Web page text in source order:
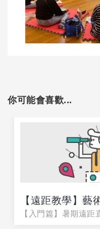
你可能會喜歡...
【遠距教學】藝
【入門篇】暑期遠距